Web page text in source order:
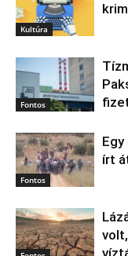
Kultúra
Fontos
Fontos
írt